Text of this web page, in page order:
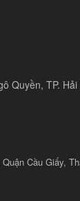
Quyền, TP. Hải
Cầu Giấy,